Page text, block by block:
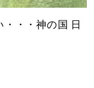
・・神の国 日